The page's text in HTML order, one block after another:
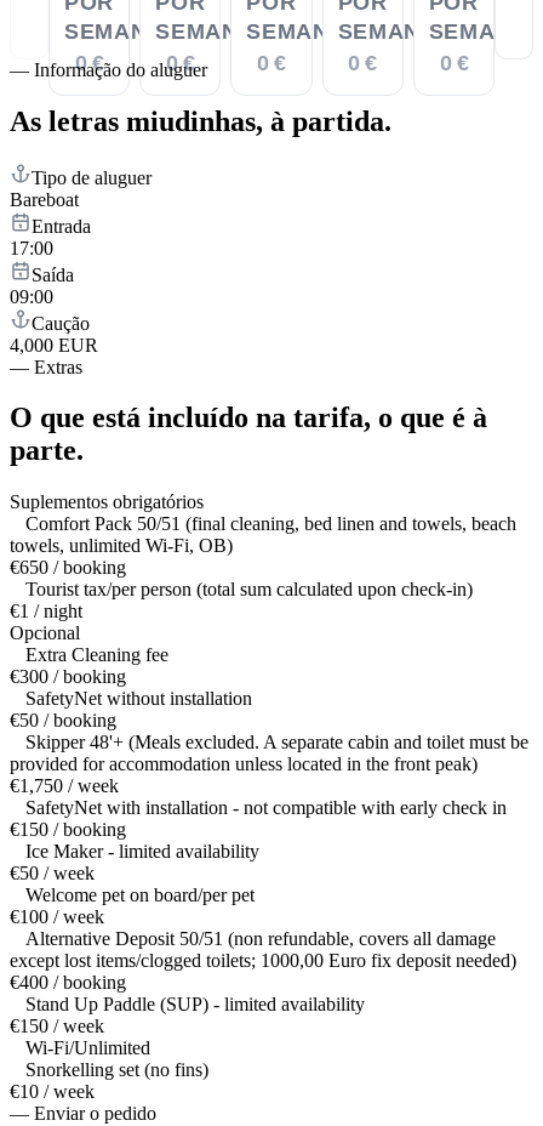
SEMANA
0 €
SEMANA
0 €
SEMANA
0 €
SEMANA
0 €
SEMANA
0 €
— Informação do aluguer
As letras miudinhas, à partida.
Tipo de aluguer
Bareboat
Entrada
17:00
Saída
09:00
Caução
4,000 EUR
— Extras
O que está incluído na tarifa, o que é à
parte.
Suplementos obrigatórios
Comfort Pack 50/51 (final cleaning, bed linen and towels, beach
towels, unlimited Wi-Fi, OB)
€650 / booking
Tourist tax/per person (total sum calculated upon check-in)
€1 / night
Opcional
Extra Cleaning fee
€300 / booking
SafetyNet without installation
€50 / booking
Skipper 48'+ (Meals excluded. A separate cabin and toilet must be
provided for accommodation unless located in the front peak)
€1,750 / week
SafetyNet with installation - not compatible with early check in
€150 / booking
Ice Maker - limited availability
€50 / week
Welcome pet on board/per pet
€100 / week
Alternative Deposit 50/51 (non refundable, covers all damage
except lost items/clogged toilets; 1000,00 Euro fix deposit needed)
€400 / booking
Stand Up Paddle (SUP) - limited availability
€150 / week
Wi-Fi/Unlimited
Snorkelling set (no fins)
€10 / week
— Enviar o pedido